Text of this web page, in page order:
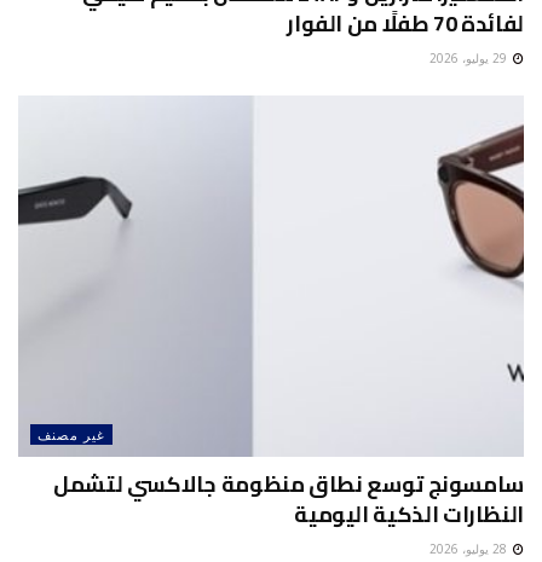
لفائدة 70 طفلًا من الفوار
غير مصنف
سامسونج توسع نطاق منظومة جالاكسي لتشمل
النظارات الذكية اليومية